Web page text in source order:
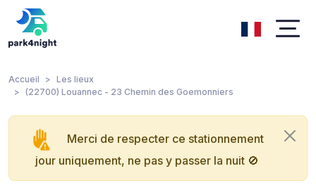
Accueil
Les lieux
(22700) Louannec - 23 Chemin des Goemonniers
Merci de respecter ce stationnement
jour uniquement, ne pas y passer la nuit 🚫